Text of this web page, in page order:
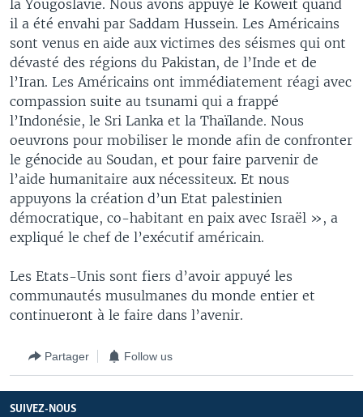
la Yougoslavie. Nous avons appuyé le Koweït quand
il a été envahi par Saddam Hussein. Les Américains
sont venus en aide aux victimes des séismes qui ont
dévasté des régions du Pakistan, de l’Inde et de
l’Iran. Les Américains ont immédiatement réagi avec
compassion suite au tsunami qui a frappé
l’Indonésie, le Sri Lanka et la Thaïlande. Nous
oeuvrons pour mobiliser le monde afin de confronter
le génocide au Soudan, et pour faire parvenir de
l’aide humanitaire aux nécessiteux. Et nous
appuyons la création d’un Etat palestinien
démocratique, co-habitant en paix avec Israël », a
expliqué le chef de l’exécutif américain.
Les Etats-Unis sont fiers d’avoir appuyé les
communautés musulmanes du monde entier et
continueront à le faire dans l’avenir.
Partager Follow us
SUIVEZ-NOUS